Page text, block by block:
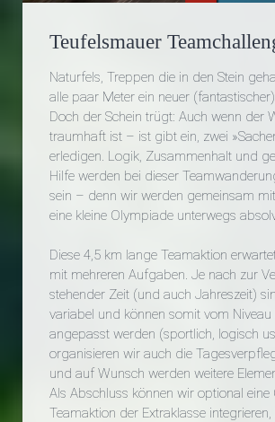
Teufelsmauer
Naturfels, Treppen die in den Stein
alle paar Meter ein neuer
Doch der Schein trügt: Auch wenn der
traumhaft ist – ist gibt ein, zwei
erledigen. Logik, Zusammenhalt und
Hilfe werden bei dieser
sein – denn wir werden gemeinsam
eine kleine Olympiade unterwegs
Diese 4,5 km lange Teamaktion
mit mehreren Aufgaben. Je nach zur
stehender Zeit (und auch Jahreszeit)
variabel und können somit vom Niveau
angepasst werden (sportlich, logisch
organisieren wir auch die
und auf Wunsch werden weitere
Als Abschluss können wir optional eine
Teamaktion der Extraklasse integrieren,